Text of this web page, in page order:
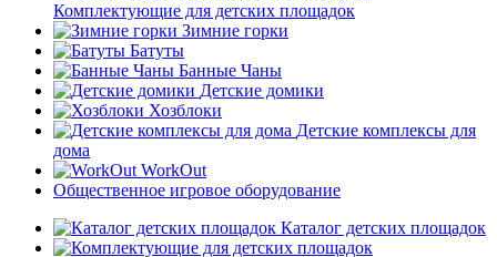
Комплектующие для детских площадок
Зимние горки
Батуты
Банные Чаны
Детские домики
Хозблоки
Детские комплексы для
дома
WorkOut
Общественное игровое оборудование
Каталог детских площадок